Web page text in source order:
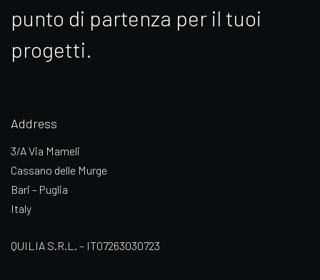
punto di partenza per il tuoi
progetti.
Address
3/A Via Mameli
Cassano delle Murge
Bari – Puglia
Italy
QUILIA S.R.L. – IT07263030723